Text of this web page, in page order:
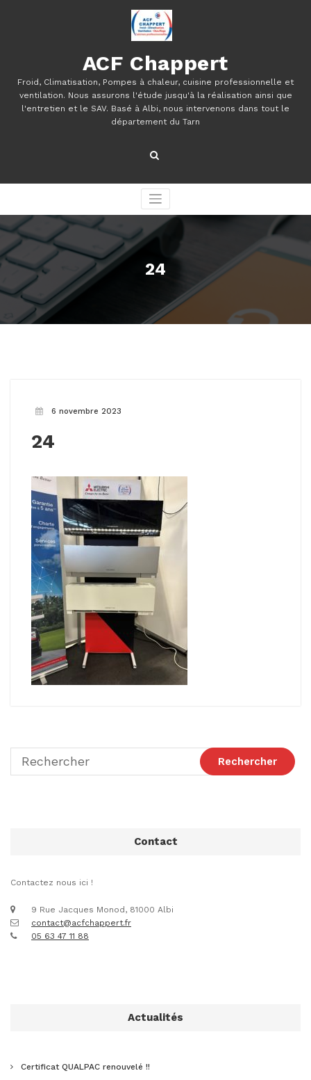
ACF Chappert
Froid, Climatisation, Pompes à chaleur, cuisine professionnelle et
ventilation. Nous assurons l'étude jusqu'à la réalisation ainsi que
l'entretien et le SAV. Basé à Albi, nous intervenons dans tout le
département du Tarn
24
6 novembre 2023
24
Contact
Contactez nous ici !
9 Rue Jacques Monod, 81000 Albi
contact@acfchappert.fr
05 63 47 11 88
Actualités
Certificat QUALPAC renouvelé !!